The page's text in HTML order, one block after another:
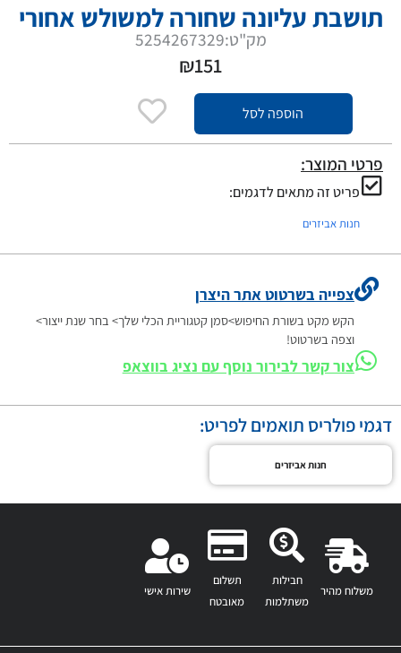
תושבת עליונה שחורה למשולש אחורי
מק"ט:5254267329
₪151
הוספה לסל
פרטי המוצר:
פריט זה מתאים לדגמים:
חנות אביזרים
צפייה בשרטוט אתר היצרן
הקש מקט בשורת החיפוש>סמן קטגוריית הכלי שלך> בחר שנת ייצור>
וצפה בשרטוט!
צור קשר לבירור נוסף עם נציג בווצאפ
דגמי פולריס תואמים לפריט:
חנות אביזרים
משלוח מהיר
חבילות
משתלמות
תשלום
מאובטח
שירות אישי